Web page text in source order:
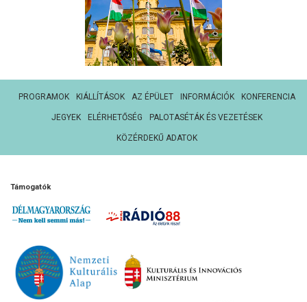
PROGRAMOK KIÁLLÍTÁSOK AZ ÉPÜLET INFORMÁCIÓK KONFERENCIA
JEGYEK ELÉRHETŐSÉG PALOTASÉTÁK ÉS VEZETÉSEK
KÖZÉRDEKŰ ADATOK
Támogatók